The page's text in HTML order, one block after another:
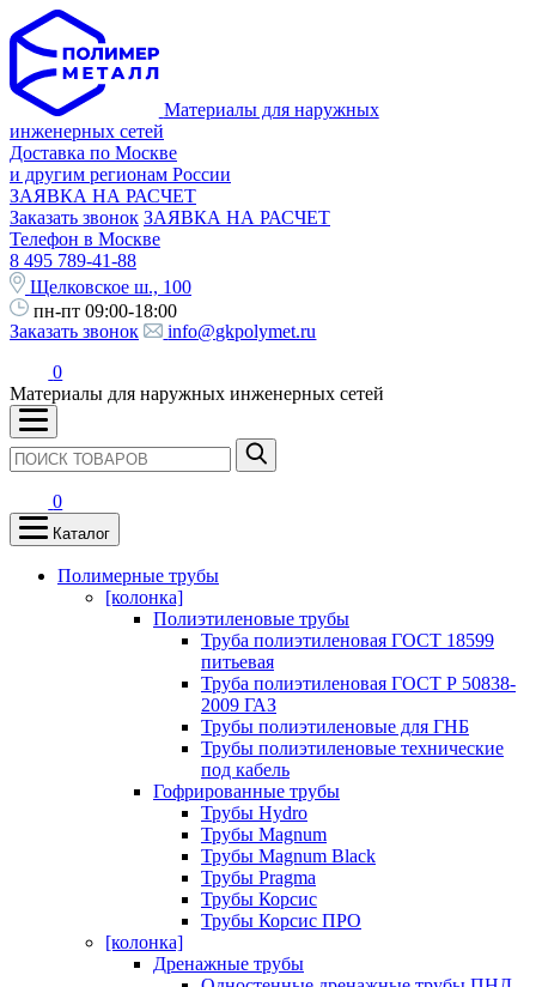
Материалы для наружных
инженерных сетей
Доставка по Москве
и другим регионам России
ЗАЯВКА НА РАСЧЕТ
Заказать звонок ЗАЯВКА НА РАСЧЕТ
Телефон в Москве
8 495 789-41-88
Щелковское ш., 100
пн-пт 09:00-18:00
Заказать звонок
info@gkpolymet.ru
0
Материалы для наружных инженерных сетей
0
Каталог
Полимерные трубы
[колонка]
Полиэтиленовые трубы
Труба полиэтиленовая ГОСТ 18599
питьевая
Труба полиэтиленовая ГОСТ Р 50838-
2009 ГАЗ
Трубы полиэтиленовые для ГНБ
Трубы полиэтиленовые технические
под кабель
Гофрированные трубы
Трубы Hydro
Трубы Magnum
Трубы Magnum Black
Трубы Pragma
Трубы Корсис
Трубы Корсис ПРО
[колонка]
Дренажные трубы